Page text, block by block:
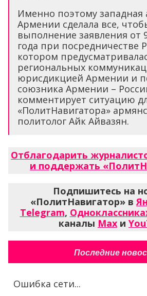
Именно поэтому западная
Армении сделала все,
выполнение заявления от
года при посредничестве
котором
региональных
юрисдикцией Армении и
союзника Армении –
комментирует ситуацию
«ПолитНавигатора»
политолог Айк Айвазян.
Отблагодарить
и поддержать
Подпишитесь на
«ПолитНавигатор» в
Telegram,
каналы Max и
Последние
Ошибка сети...